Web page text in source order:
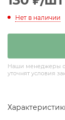
Нет в наличии
Наши менеджеры
уточнят условия